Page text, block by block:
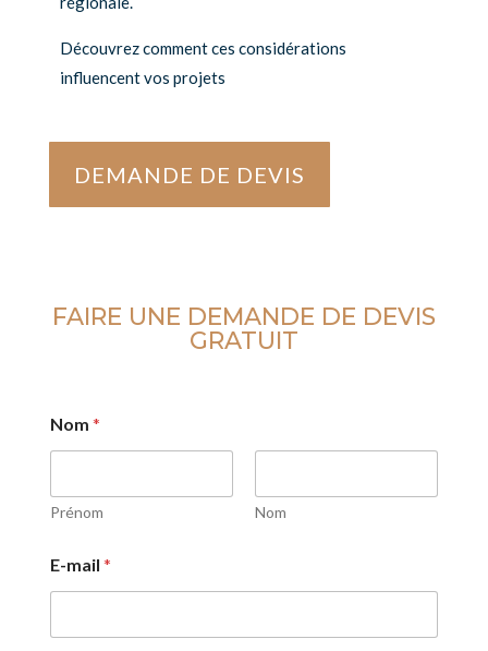
Découvrez comment ces considérations
influencent vos projets
DEMANDE DE DEVIS
FAIRE UNE DEMANDE DE DEVIS
GRATUIT
Nom *
Prénom Nom
E-mail *